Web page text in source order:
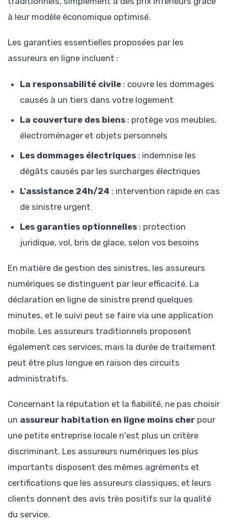
à leur modèle économique optimisé.
Les garanties essentielles proposées par les
assureurs en ligne incluent :
La responsabilité civile : couvre les dommages
causés à un tiers dans votre logement
La couverture des biens : protège vos meubles,
électroménager et objets personnels
Les dommages électriques : indemnise les
dégâts causés par les surcharges électriques
L'assistance 24h/24 : intervention rapide en cas
de sinistre urgent
Les garanties optionnelles : protection
juridique, vol, bris de glace, selon vos besoins
En matière de gestion des sinistres, les assureurs
numériques se distinguent par leur efficacité. La
déclaration en ligne de sinistre prend quelques
minutes, et le suivi peut se faire via une application
mobile. Les assureurs traditionnels proposent
également ces services, mais la durée de traitement
peut être plus longue en raison des circuits
administratifs.
Concernant la réputation et la fiabilité, ne pas choisir
un assureur habitation en ligne moins cher pour
une petite entreprise locale n'est plus un critère
discriminant. Les assureurs numériques les plus
importants disposent des mêmes agréments et
certifications que les assureurs classiques, et leurs
clients donnent des avis très positifs sur la qualité
du service.